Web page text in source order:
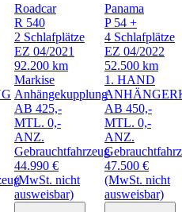
Roadcar
R 540
2 Schlafplätze
EZ 04/2021
92.200 km
Markise
Anhängekupplung
AB 425,-
MTL. 0,-
ANZ.
Gebrauchtfahrzeug
44.990 €
(MwSt. nicht
ausweisbar)
Panama
P 54 +
4 Schlafplätze
EZ 04/2022
52.500 km
1. HAND
AB 450,-
MTL. 0,-
ANZ.
47.500 €
(MwSt. nicht
ausweisbar)